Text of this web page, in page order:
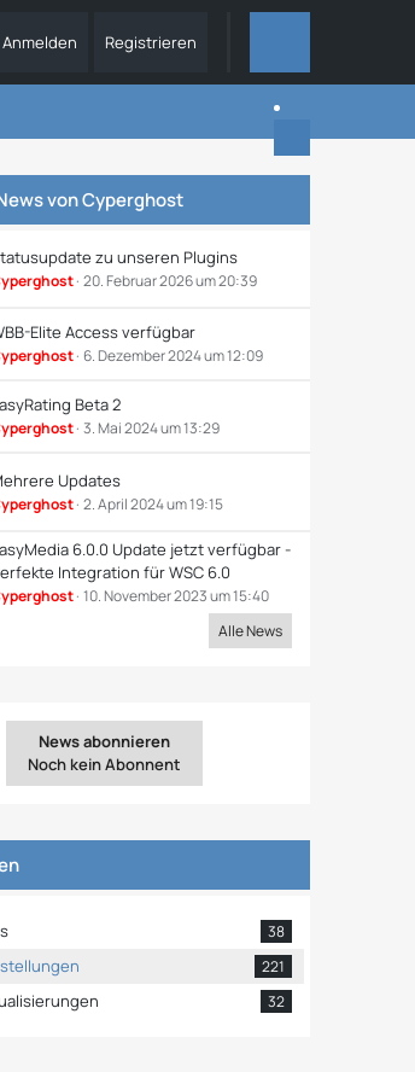
Anmelden Registrieren
vonCyperghost
zu unseren Plugins
20. Februar 2026 um 20:39
Elite Access verfügbar
6. Dezember 2024 um 12:09
Beta 2
3. Mai 2024 um 13:29
Updates
2. April 2024 um 19:15
6.0.0 Update jetzt verfügbar -
Integration für WSC 6.0
10. November 2023 um 15:40
Alle News
News abonnieren
Noch kein Abonnent
38
221
32